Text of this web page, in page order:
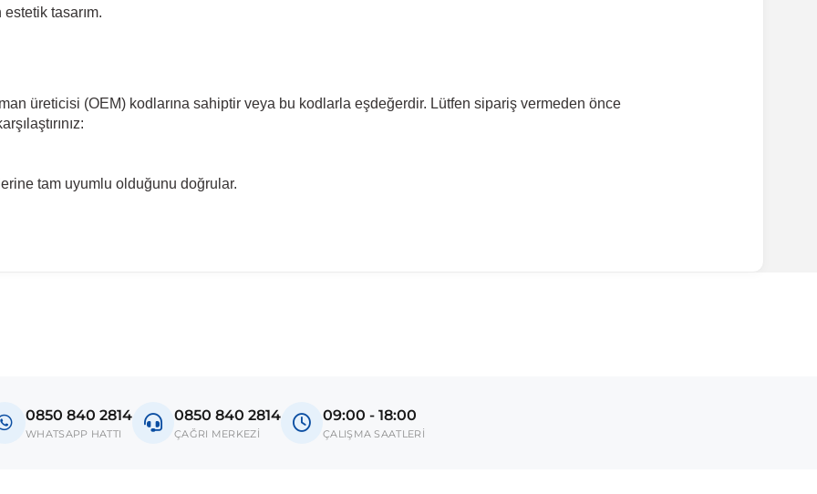
tasarım.
üreticisi (OEM) kodlarına sahiptir veya bu kodlarla eşdeğerdir. Lütfen sipariş vermeden önce
tam uyumlu olduğunu doğrular.
0850 840 2814
WHATSAPP HATTI
0850 840 2814
ÇAĞRI MERKEZİ
09:00 - 18:00
ÇALIŞMA SAATLERİ